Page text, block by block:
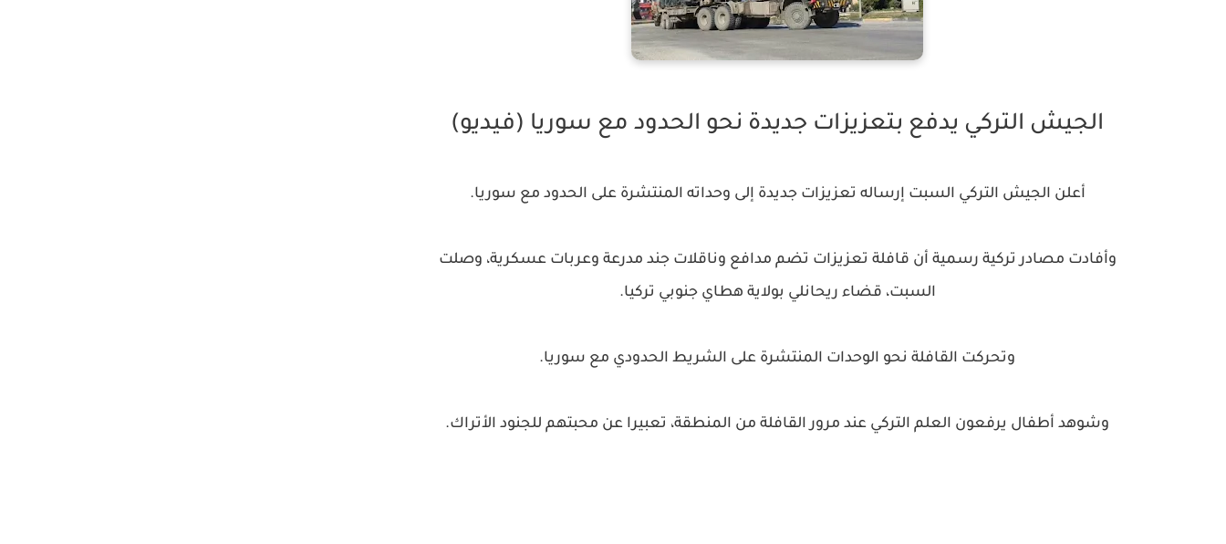
الجيش التركي يدفع بتعزيزات جديدة نحو الحدود مع سوريا (فيديو)
أعلن الجيش التركي السبت إرساله تعزيزات جديدة إلى وحداته المنتشرة على الحدود مع سوريا.
وأفادت مصادر تركية رسمية أن قافلة تعزيزات تضم مدافع وناقلات جند مدرعة وعربات عسكرية، وصلت
السبت، قضاء ريحانلي بولاية هطاي جنوبي تركيا.
وتحركت القافلة نحو الوحدات المنتشرة على الشريط الحدودي مع سوريا.
وشوهد أطفال يرفعون العلم التركي عند مرور القافلة من المنطقة، تعبيرا عن محبتهم للجنود الأتراك.